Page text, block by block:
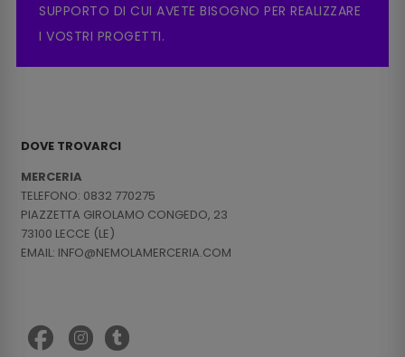
SUPPORTO DI CUI AVETE BISOGNO PER REALIZZARE
I VOSTRI PROGETTI.
DOVE TROVARCI
MERCERIA
TELEFONO: 0832 770275
PIAZZETTA GIROLAMO CONGEDO, 23
73100 LECCE (LE)
EMAIL: INFO@NEMOLAMERCERIA.COM